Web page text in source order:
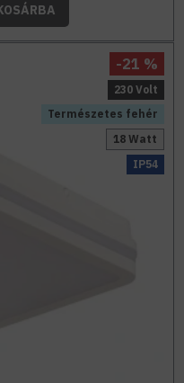
Természetes fehér
18 Watt
230 Volt
IP54
-21 %